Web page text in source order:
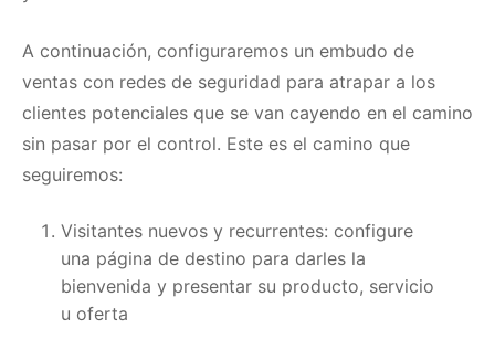
A continuación, configuraremos un embudo de
ventas con redes de seguridad para atrapar a los
clientes potenciales que se van cayendo en el camino
sin pasar por el control. Este es el camino que
seguiremos:
Visitantes nuevos y recurrentes: configure
una página de destino para darles la
bienvenida y presentar su producto, servicio
u oferta